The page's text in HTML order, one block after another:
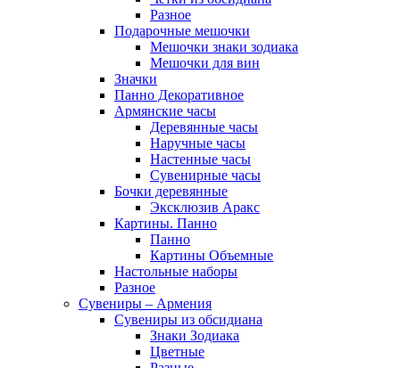
Разное
Подарочные мешочки
Мешочки знаки зодиака
Мешочки для вин
Значки
Панно Декоративное
Армянские часы
Деревянные часы
Наручные часы
Настенные часы
Сувенирные часы
Бочки деревянные
Эксклюзив Аракс
Картины. Панно
Панно
Картины Объемные
Настольные наборы
Разное
Сувениры – Армения
Сувениры из обсидиана
Знаки Зодиака
Цветные